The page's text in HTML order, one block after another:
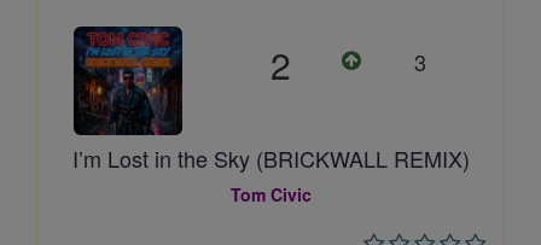
2 3
I’m Lost in the Sky (BRICKWALL REMIX)
Tom Civic